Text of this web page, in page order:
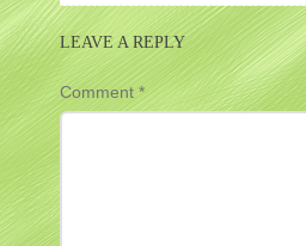
LEAVE A REPLY
Comment *